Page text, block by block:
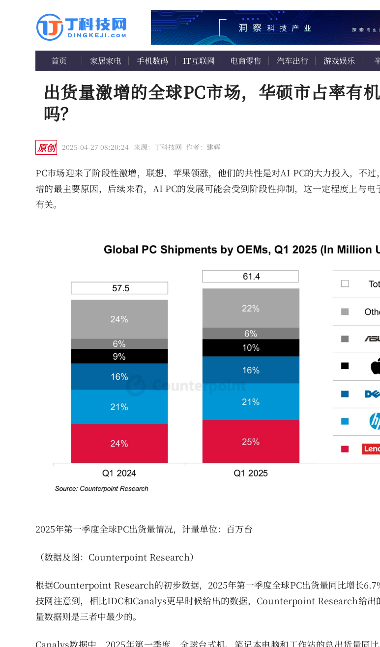
首页 家居家电 手机数码 IT互联网 电商零售 汽车出行 游戏娱乐
出货量激增的全球PC市场，华硕市占率有
吗？
原创 2025-04-27 08:20:24 来源：丁科技网 作者：建辉
PC市场迎来了阶段性激增，联想、苹果领涨，他们的共性是对AI PC的大力投入，不
增的最主要原因，后续来看，AI PC的发展可能会受到阶段性抑制，这一定程度上与电
有关。
2025年第一季度全球PC出货量情况，计量单位：百万台
（数据及图：Counterpoint Research）
根据Counterpoint Research的初步数据，2025年第一季度全球PC出货量同比增长
技网注意到，相比IDC和Canalys更早时候给出的数据，Counterpoint Research给出
量数据则是三者中最少的。
Canalys数据中，2025年第一季度，全球台式机、笔记本电脑和工作站的总出货量同